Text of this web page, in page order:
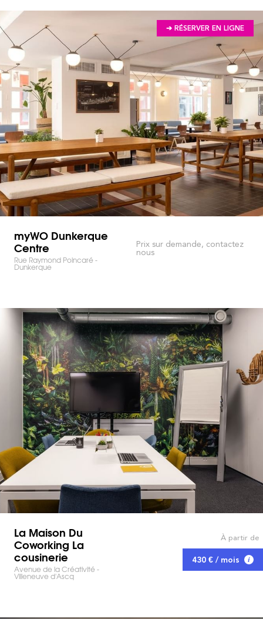
➔ RÉSERVER EN LIGNE
myWO Dunkerque
Centre
Rue Raymond Poincaré -
Dunkerque
Prix sur demande, contactez
nous
La Maison Du
Coworking La
cousinerie
Avenue de la Créativité -
Villeneuve d'Ascq
À partir de
430 € / mois